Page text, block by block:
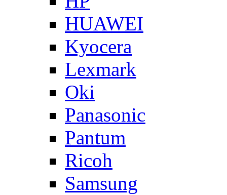
HUAWEI
Kyocera
Lexmark
Oki
Panasonic
Pantum
Ricoh
Samsung